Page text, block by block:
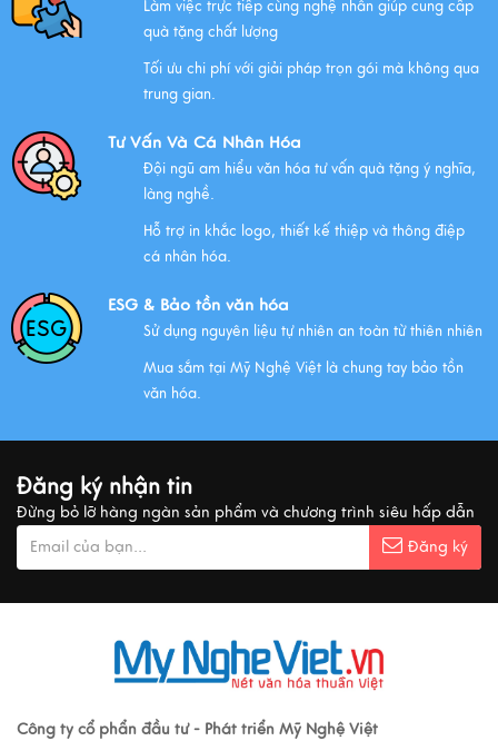
Chính Sách Quyền Riêng Tư Tại Mỹ Nghệ Việt
NHỮNG ĐẶC ĐIỂM CỦA HÀNG THỦ CÔNG MỸ NGHỆ
QUÀ VĂN HÓA VIỆT TẶNG KHÁCH QUỐC TẾ
Xem thêm
Ý nghĩa cảnh vật Tranh sơn mài
Các loại tranh sơn mài nổi tiếng
Làm việc trực tiếp cùng nghệ nhân giúp cung cấp
quà tặng chất lượng
Tối ưu chi phí với giải pháp trọn gói mà không qua
trung gian.
Tư Vấn Và Cá Nhân Hóa
Đội ngũ am hiểu văn hóa tư vấn quà tặng ý nghĩa,
làng nghề.
Hỗ trợ in khắc logo, thiết kế thiệp và thông điệp
cá nhân hóa.
ESG & Bảo tồn văn hóa
Sử dụng nguyên liệu tự nhiên an toàn từ thiên nhiên
Mua sắm tại Mỹ Nghệ Việt là chung tay bảo tồn
văn hóa.
Đăng ký nhận tin
Đừng bỏ lỡ hàng ngàn sản phẩm và chương trình siêu hấp dẫn
Đăng ký
Công ty cổ phẩn đầu tư - Phát triển Mỹ Nghệ Việt